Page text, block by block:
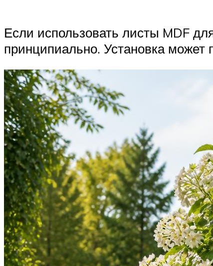
Если использовать листы MDF
принципиально. Установка может